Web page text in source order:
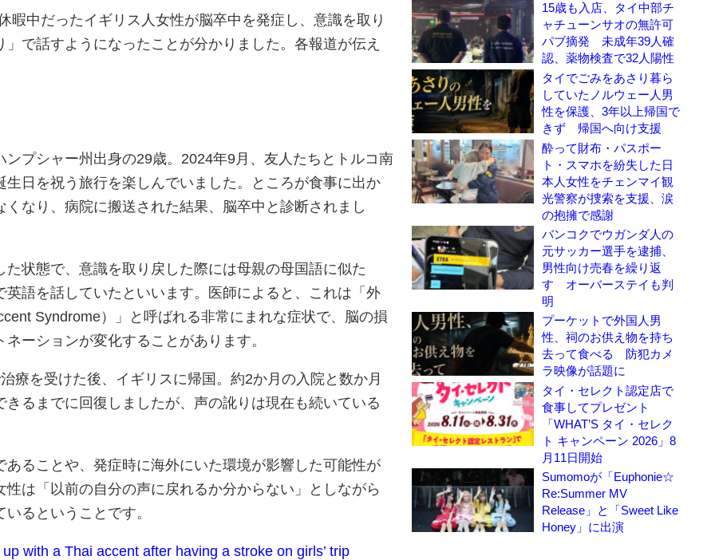
暇中だったイギリス人女性が脳卒中を発症し、意識を取り
で話すようになったことが分かりました。各報道が伝え
ンプシャー州出身の29歳。2024年9月、友人たちとトルコ南
生日を祝う旅行を楽しんでいました。ところが食事に出か
なり、病院に搬送された結果、脳卒中と診断されまし
状態で、意識を取り戻した際には母親の母国語に似た
英語を話していたといいます。医師によると、これは「外
Syndrome）」と呼ばれる非常にまれな症状で、脳の損
ーションが変化することがあります。
療を受けた後、イギリスに帰国。約2か月の入院と数か月
るまでに回復しましたが、声の訛りは現在も続いている
あることや、発症時に海外にいた環境が影響した可能性が
は「以前の自分の声に戻れるか分からない」としながら
るということです。
with a Thai accent after having a stroke on girls’ trip
15歳も入店、タイ中部チ
ャチューンサオの無許可
パブ摘発 未成年39人確
認、薬物検査で32人陽性
タイでごみをあさり暮ら
していたノルウェー人男
性を保護、3年以上帰国で
きず 帰国へ向け支援
酔って財布・パスポー
ト・スマホを紛失した日
本人女性をチェンマイ観
光警察が捜索を支援、涙
の抱擁で感謝
バンコクでウガンダ人の
元サッカー選手を逮捕、
男性向け売春を繰り返
す オーバーステイも判
明
プーケットで外国人男
性、祠のお供え物を持ち
去って食べる 防犯カメ
ラ映像が話題に
タイ・セレクト認定店で
食事してプレゼント
「WHAT’S タイ・セレク
ト キャンペーン 2026」8
月11日開始
Sumomoが「Euphonie☆
Re:Summer MV
Release」と「Sweet Like
Honey」に出演